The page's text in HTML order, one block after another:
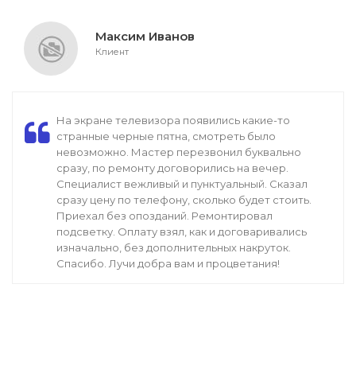
Максим Иванов
Клиент
На экране телевизора появились какие-то
странные черные пятна, смотреть было
невозможно. Мастер перезвонил буквально
сразу, по ремонту договорились на вечер.
Специалист вежливый и пунктуальный. Сказал
сразу цену по телефону, сколько будет стоить.
Приехал без опозданий. Ремонтировал
подсветку. Оплату взял, как и договаривались
изначально, без дополнительных накруток.
Спасибо. Лучи добра вам и процветания!